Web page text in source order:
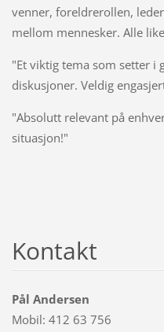
venner, foreldrerollen,
mellom mennesker. Alle
"Et viktig tema som setter i
diskusjoner. Veldig
"Absolutt relevant på
situasjon!"
Kontakt
Pål Andersen
Mobil: 412 63 756